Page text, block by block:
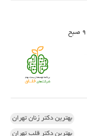
بهترین دکتر زنان تهران
بهترین دکتر قلب تهران